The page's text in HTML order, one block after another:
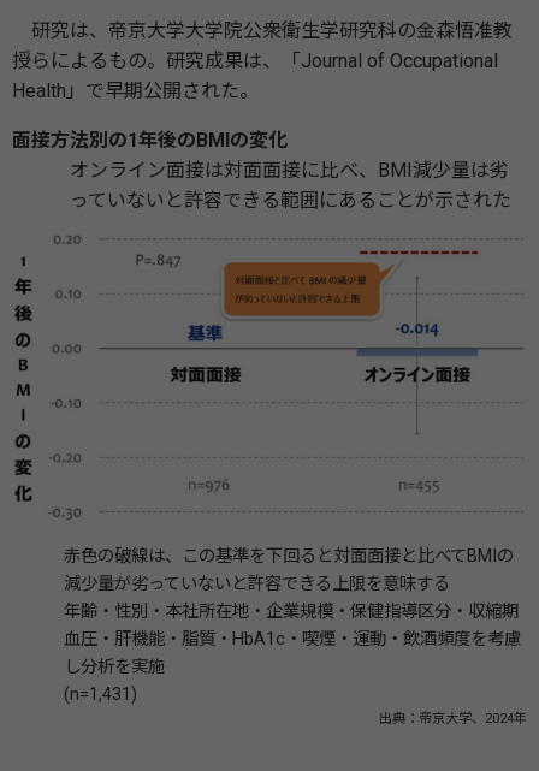
研究は、帝京大学大学院公衆衛生学研究科の金森悟准教
授らによるもの。研究成果は、「Journal of Occupational
Health」で早期公開された。
面接方法別の1年後のBMIの変化
オンライン面接は対面面接に比べ、BMI減少量は劣
っていないと許容できる範囲にあることが示された
赤色の破線は、この基準を下回ると対面面接と比べてBMIの
減少量が劣っていないと許容できる上限を意味する
年齢・性別・本社所在地・企業規模・保健指導区分・収縮期
血圧・肝機能・脂質・HbA1c・喫煙・運動・飲酒頻度を考慮
し分析を実施
(n=1,431)
出典：帝京大学、2024年